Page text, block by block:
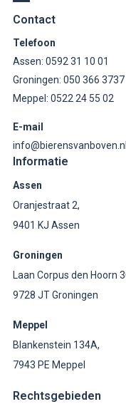
Contact
Telefoon
Assen: 0592 31 10 01
Groningen: 050 366 3737
Meppel: 0522 24 55 02
E-mail
info@bierensvanboven.nl
Informatie
Assen
Oranjestraat 2,
9401 KJ Assen
Groningen
Laan Corpus den Hoorn
9728 JT Groningen
Meppel
Blankenstein 134A,
7943 PE Meppel
Rechtsgebieden